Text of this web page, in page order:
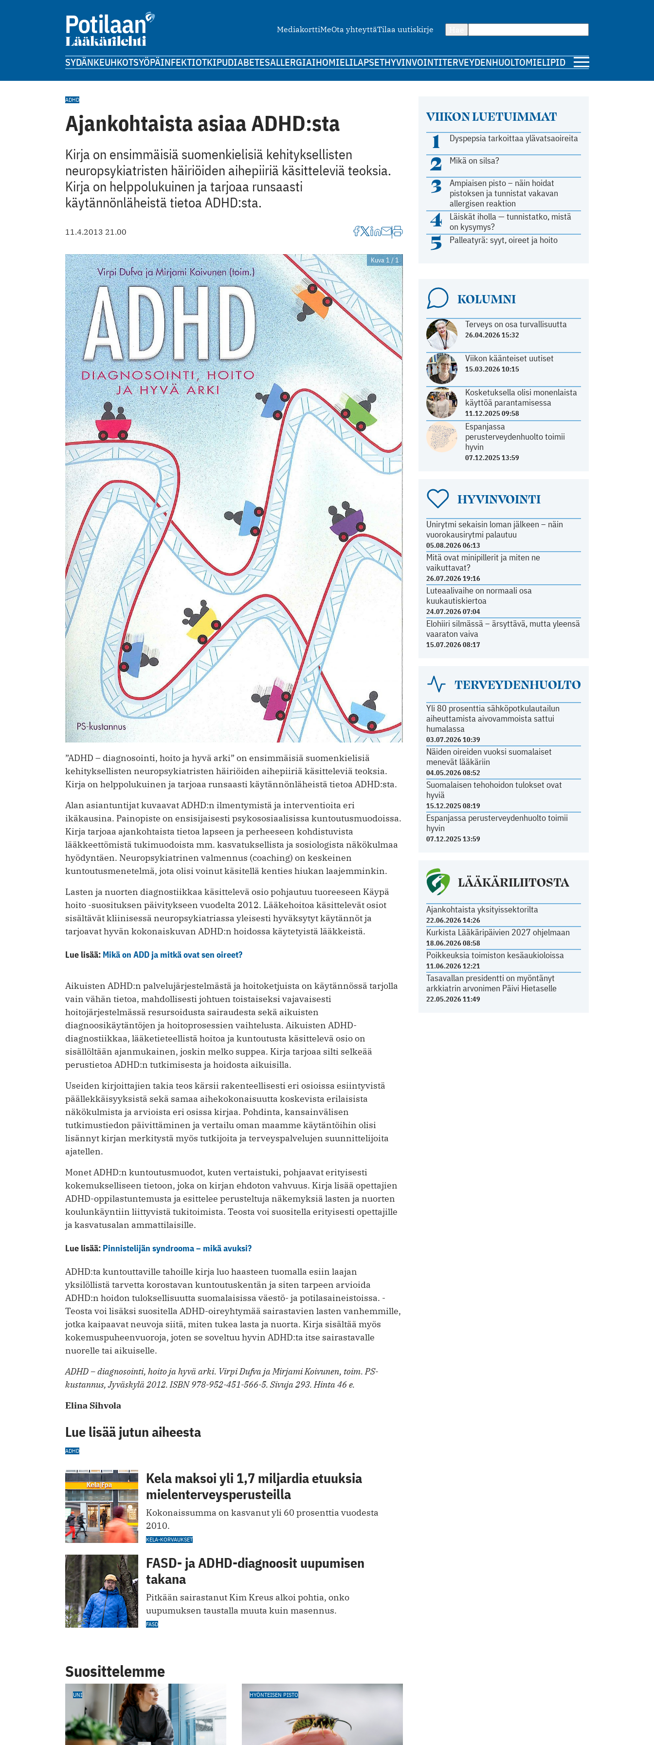
MediakorttiMeOta yhteyttäTilaa uutiskirje
SYDÄNKEUHKOTSYÖPÄINFEKTIOTKIPUDIABETESALLERGIAIHOMIELILAPSETHYVINVOINTITERVEYDENHUOLTOMIELIPIDE
VIIKON LUETUIMMAT
1 Dyspepsia tarkoittaa ylävatsaoireita
2 Mikä on silsa?
3
Ampiaisen pisto – näin hoidat
pistoksen ja tunnistat vakavan
allergisen reaktion
4
Läiskät iholla — tunnistatko, mistä
on kysymys?
5 Palleatyrä: syyt, oireet ja hoito
KOLUMNI
Terveys on osa turvallisuutta
26.04.2026 15:32
Viikon käänteiset uutiset
15.03.2026 10:15
Kosketuksella olisi monenlaista
käyttöä parantamisessa
11.12.2025 09:58
Espanjassa
perusterveydenhuolto toimii
hyvin
07.12.2025 13:59
HYVINVOINTI
Unirytmi sekaisin loman jälkeen – näin
vuorokausirytmi palautuu
05.08.2026 06:13
Mitä ovat minipillerit ja miten ne
vaikuttavat?
26.07.2026 19:16
Luteaalivaihe on normaali osa
kuukautiskiertoa
24.07.2026 07:04
Elohiiri silmässä – ärsyttävä, mutta yleensä
vaaraton vaiva
15.07.2026 08:17
TERVEYDENHUOLTO
Yli 80 prosenttia sähköpotkulautailun
aiheuttamista aivovammoista sattui
humalassa
03.07.2026 10:39
Näiden oireiden vuoksi suomalaiset
menevät lääkäriin
04.05.2026 08:52
Suomalaisen tehohoidon tulokset ovat
hyviä
15.12.2025 08:19
Espanjassa perusterveydenhuolto toimii
hyvin
07.12.2025 13:59
LÄÄKÄRILIITOSTA
Ajankohtaista yksityissektorilta
22.06.2026 14:26
Kurkista Lääkäripäivien 2027 ohjelmaan
18.06.2026 08:58
Poikkeuksia toimiston kesäaukioloissa
11.06.2026 12:21
Tasavallan presidentti on myöntänyt
arkkiatrin arvonimen Päivi Hietaselle
22.05.2026 11:49
ADHD
Ajankohtaista asiaa ADHD:sta
Kirja on ensimmäisiä suomenkielisiä kehityksellisten
neuropsykiatristen häiriöiden aihepiiriä käsitteleviä teoksia.
Kirja on helppolukuinen ja tarjoaa runsaasti
käytännönläheistä tietoa ADHD:sta.
11.4.2013 21.00
Kuva 1 / 1
”ADHD – diagnosointi, hoito ja ­hyvä arki” on ensimmäisiä suomenkielisiä
kehityksellisten neuropsykiatristen häiriöiden aihepiiriä käsitteleviä teoksia.
Kirja on helppolukuinen ja tarjoaa runsaasti käytännönläheistä tietoa ADHD:sta.
Alan asiantuntijat kuvaavat ADHD:n ilmentymistä ja interventioita eri
ikäkausina. Painopiste on ensisijaisesti psykososiaalisissa kuntoutusmuodoissa.
Kirja tarjoaa ajankohtaista tietoa lapseen ja perheeseen kohdistuvista
lääkkeettömistä tukimuodoista mm. kasvatuksellista ja sosiologista näkökulmaa
hyödyntäen. Neuropsykiatrinen valmennus (coaching) on keskeinen
kuntoutusmenetelmä, jota olisi voinut käsitellä kenties hiukan laajemminkin.
Lasten ja nuorten diagnostiikkaa käsittelevä osio pohjautuu tuoreeseen Käypä
hoito -suosituksen päivitykseen vuodelta 2012. Lääkehoitoa käsittelevät osiot
sisältävät kliinisessä neuropsykiatriassa yleisesti hyväksytyt käytännöt ja
tarjoavat hyvän kokonaiskuvan ADHD:n hoidossa käytetyistä lääkkeistä.
Lue lisää: Mikä on ADD ja mitkä ovat sen oireet?
Aikuisten ADHD:n palvelujärjestelmästä ja hoitoketjuista on käytännössä tarjolla
vain vähän tietoa, mahdollisesti johtuen toistaiseksi vajavaisesti
hoitojärjestelmässä resursoidusta sairaudesta sekä aikuisten
diagnoosikäytäntöjen ja hoitoprosessien vaihtelusta. Aikuisten ADHD-
diagnostiikkaa, lääketieteellistä hoitoa ja kuntoutusta käsittelevä osio on
sisällöltään ajanmukainen, joskin melko suppea. Kirja tarjoaa silti selkeää
perustietoa ADHD:n tutkimisesta ja hoidosta aikuisilla.
Useiden kirjoittajien takia teos kärsii rakenteellisesti eri osioissa esiintyvistä
päällekkäisyyksistä sekä samaa aihekokonaisuutta koskevista erilaisista
näkökulmista ja arvioista eri osissa kirjaa. Pohdinta, kansainvälisen
tutkimustiedon päivittäminen ja vertailu oman maamme käytäntöihin olisi
lisännyt kirjan merkitystä myös tutkijoita ja terveyspalvelujen suunnittelijoita
ajatellen.
Monet ADHD:n kuntoutusmuodot, kuten vertaistuki, pohjaavat erityisesti
kokemukselliseen tietoon, joka on kirjan ehdoton vahvuus. Kirja lisää opettajien
ADHD-oppilastuntemusta ja esittelee perusteltuja näkemyksiä lasten ja nuorten
koulunkäyntiin liittyvistä tukitoimista. Teosta voi suositella erityisesti opettajille
ja kasvatusalan ammattilaisille.
Lue lisää: Pinnistelijän syndrooma – mikä avuksi?
ADHD:ta kuntouttaville tahoille kirja luo haasteen tuomalla esiin laajan
yksilöllistä tarvetta korostavan kuntoutuskentän ja siten tarpeen arvioida
ADHD:n hoidon tuloksellisuutta suomalaisissa väestö- ja potilasaineistoissa. ­
Teosta voi lisäksi suositella ­ADHD-oireyhtymää sairastavien lasten vanhemmille,
jotka kaipaavat neuvoja siitä, miten tukea lasta ja nuorta. Kirja sisältää myös
kokemuspuheenvuoroja, joten se soveltuu hyvin ADHD:ta itse sairastavalle
nuorelle tai aikuiselle.
ADHD – diagnosointi, hoito ja hyvä arki. Virpi Dufva ja Mirjami Koivunen, toim. PS-
kustannus, Jyväskylä 2012. ISBN 978-952-451-566-5. Sivuja 293. Hinta 46 e.
Elina Sihvola
Lue lisää jutun aiheesta
ADHD
Kela maksoi yli 1,7 miljardia etuuksia
mielenterveysperusteilla
Kokonaissumma on kasvanut yli 60 prosenttia vuodesta
2010.
KELA-KORVAUKSET
FASD- ja ADHD-diagnoosit uupumis en
takana
Pitkään sairastanut Kim Kreus alkoi pohtia, onko
uupumuksen taustalla muuta kuin masennus.
FASD
Suosittelemme
UNI HYÖNTEISEN PISTO